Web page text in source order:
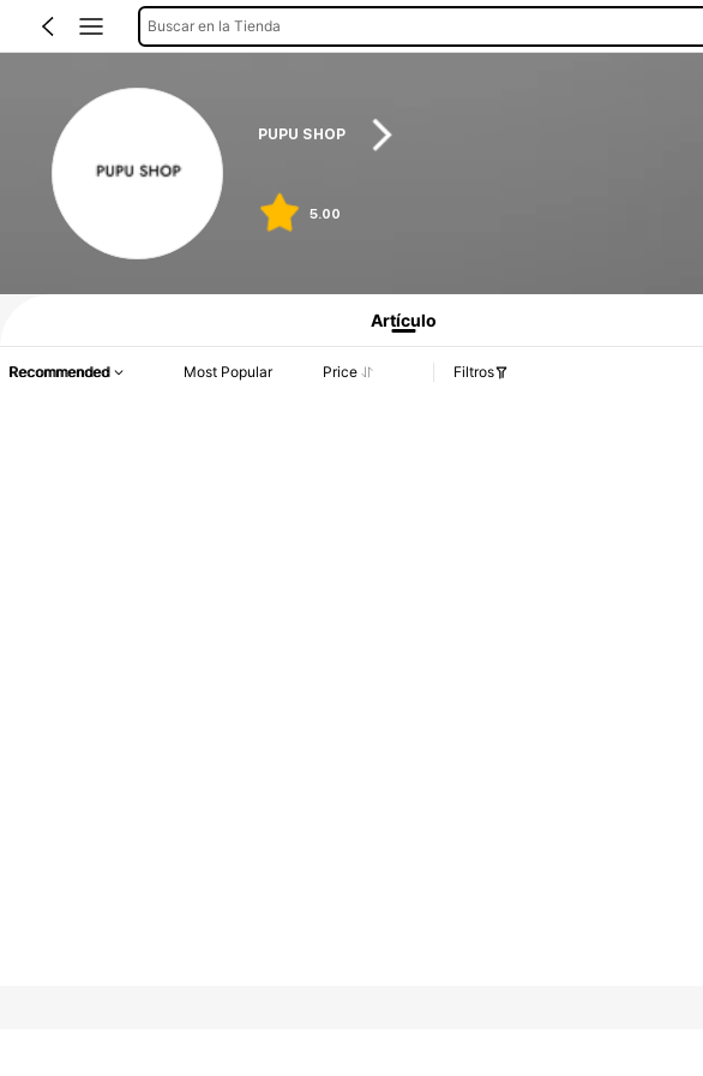
Buscar en la Tienda
PUPU SHOP
5.00
Artículo
Recommended Most Popular Price Filtros